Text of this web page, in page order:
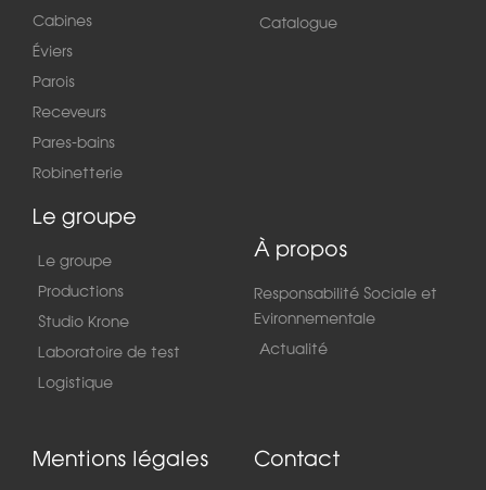
Cabines
Éviers
Parois
Receveurs
Pares-bains
Robinetterie
Catalogue
Le groupe
Le groupe
Productions
Studio Krone
Laboratoire de test
Logistique
À propos
Responsabilité Sociale et
Evironnementale
Actualité
Mentions légales Contact